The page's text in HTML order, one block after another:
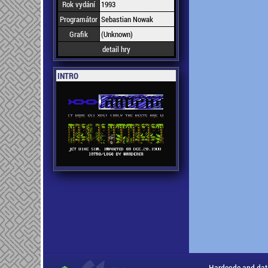
Rok vydání
1993
Programátor Sebastian Nowak
Grafik
(Unknown)
detail hry
INTRO